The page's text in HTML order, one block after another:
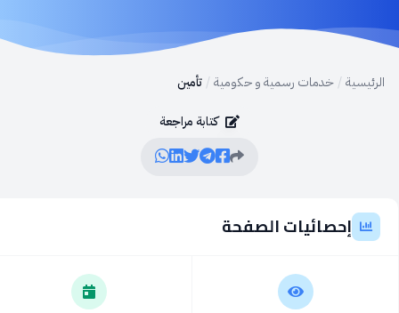
الرئيسية / خدمات رسمية و حكومية / تأمين
كتابة مراجعة
إحصائيات الصفحة